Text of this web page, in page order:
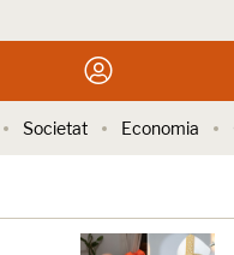
Societat Economia